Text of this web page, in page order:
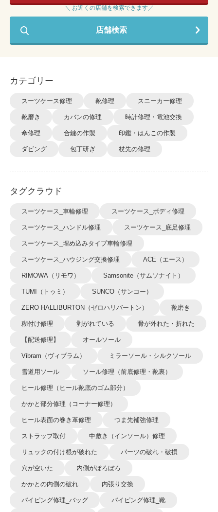
＼ お近くの店舗を検索できます／
店舗検索
カテゴリー
スーツケース修理 靴修理 スニーカー修理
靴磨き カバンの修理 時計修理・電池交換
傘修理 合鍵の作製 印鑑・はんこの作製
ダビング 包丁研ぎ 杖先の修理
タグクラウド
スーツケース_車輪修理 スーツケース_ボディ修理
スーツケース_ハンドル修理 スーツケース_底足修理
スーツケース_埋め込みタイプ車輪修理
スーツケース_ハウジング交換修理 ACE（エース）
RIMOWA（リモワ） Samsonite（サムソナイト）
TUMI（トゥミ） SUNCO（サンコー）
ZERO HALLIBURTON（ゼロハリバートン） 靴磨き
糊付け修理 剥がれている 骨が外れた・折れた
【配送修理】 オールソール
Vibram（ヴィブラム） ミラーソール・シルクソール
雪道用ソール ソール修理（前底修理・靴裏）
ヒール修理（ヒール靴底のゴム部分）
かかと部分修理（コーナー修理）
ヒール表面の巻き革修理 つま先補強修理
ストラップ取付 中敷き（インソール）修理
リュックの付け根が破れた パーツの破れ・破損
穴が空いた 内側がぼろぼろ
かかとの内側の破れ 内張り交換
パイピング修理_バッグ パイピング修理_靴